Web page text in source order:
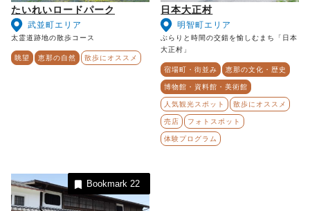
たいれいロードパーク
武並町エリア
太霊道跡地の散歩コース
眺望 恵那の自然 散歩にオススメ
日本大正村
明智町エリア
ぶらりと時間の交錯を愉しむまち「日本
大正村」
宿場町・街並み 恵那の文化・歴史
博物館・資料館・美術館
人気観光スポット 散歩にオススメ
売店 フォトスポット
体験プログラム
Bookmark 22